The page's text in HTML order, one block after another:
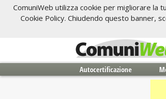
ComuniWeb utilizza cookie per migliorare
Cookie Policy. Chiudendo questo banner,
Autocertificazione